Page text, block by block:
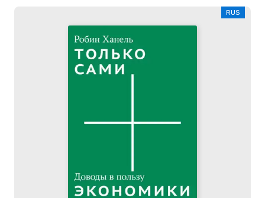
RUS